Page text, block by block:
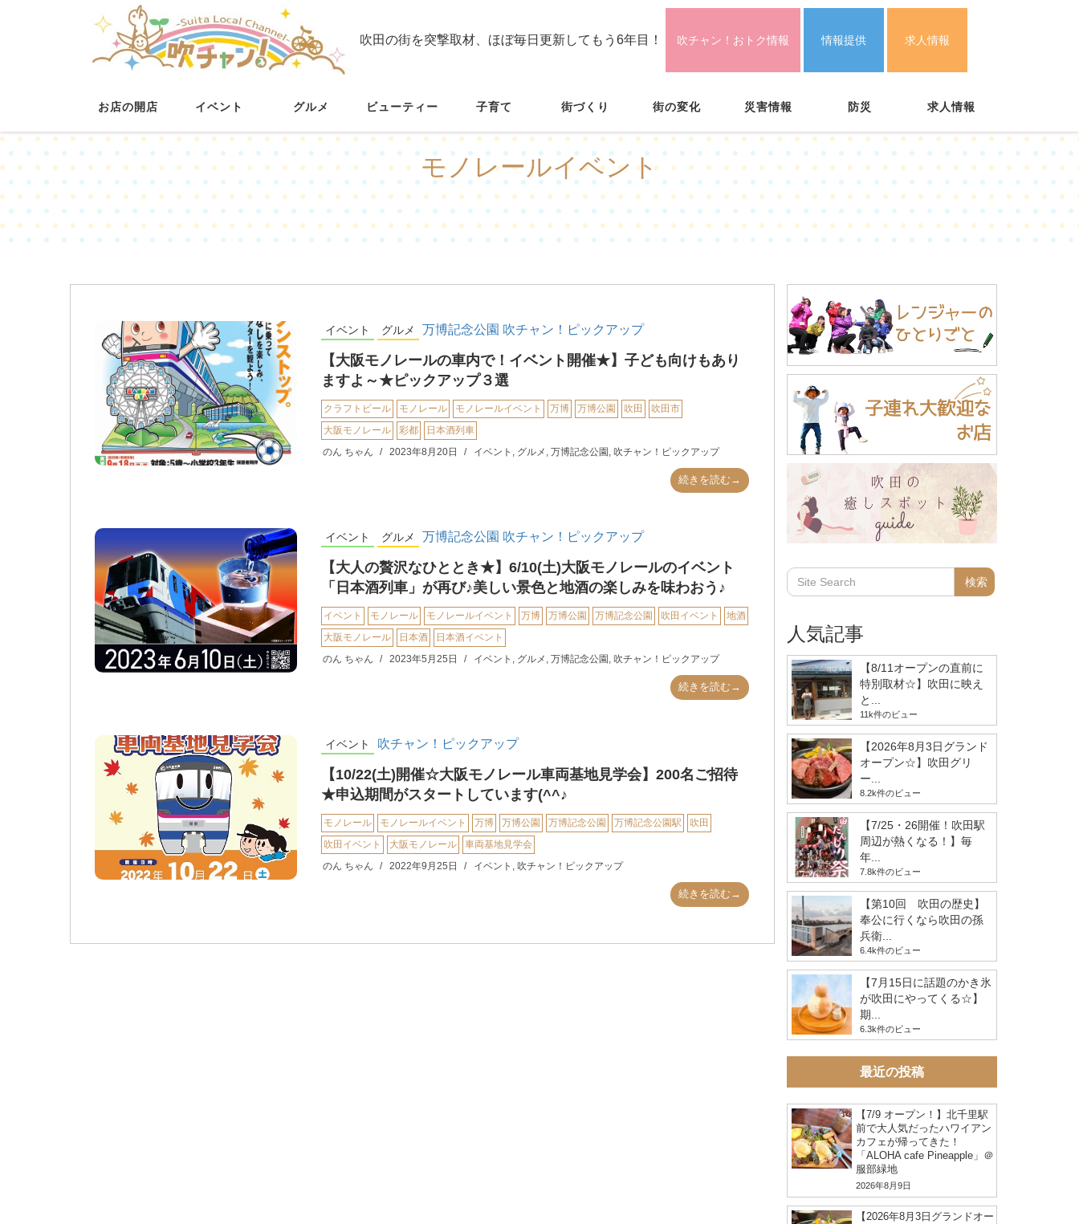
吹田の街を突撃取材、ほぼ毎日更新してもう6年目！ 吹チャン！おトク情報 情報提供 求人情報
お店の開店 イベント グルメ ビューティー 子育て 街づくり 街の変化 災害情報 防災 求人情報
モノレールイベント
イベント グルメ 万博記念公園 吹チャン！ピックアップ
【大阪モノレールの車内で！イベント開催★】子ども向けもあり
ますよ～★ピックアップ３選
クラフトビール モノレール モノレールイベント 万博 万博公園 吹田
吹田市
大阪モノレール
彩都
日本酒列車
のん ちゃん
2023年8月20日 イベント , グルメ , 万博記念公園 , 吹チャン！ピックアップ
続きを読む→
イベント グルメ 万博記念公園 吹チャン！ピックアップ
【大人の贅沢なひととき★】6/10(土)大阪モノレールのイベント
「日本酒列車」が再び♪美しい景色と地酒の楽しみを味わおう♪
イベント モノレール モノレールイベント 万博 万博公園 万博記念公園 吹田イベント
地酒
大阪モノレール
日本酒
日本酒イベント
のん ちゃん
2023年5月25日 イベント , グルメ , 万博記念公園 , 吹チャン！ピックアップ
続きを読む→
イベント 吹チャン！ピックアップ
【10/22(土)開催☆大阪モノレール車両基地見学会】200名ご招待
★申込期間がスタートしています(^^♪
モノレール モノレールイベント 万博 万博公園 万博記念公園 万博記念公園駅
吹田
吹田イベント
大阪モノレール
車両基地見学会
のん ちゃん
2022年9月25日 イベント , 吹チャン！ピックアップ
続きを読む→
人気記事
【8/11オープンの直前に
特別取材☆】吹田に映え
と...
11k件のビュー
【2026年8月3日グランド
オープン☆】吹田グリ
ー...
8.2k件のビュー
【7/25・26開催！吹田駅
周辺が熱くなる！】毎
年...
7.8k件のビュー
【第10回 吹田の歴史】
奉公に行くなら吹田の孫
兵衛...
6.4k件のビュー
【7月15日に話題のかき氷
が吹田にやってくる☆】
期...
6.3k件のビュー
最近の投稿
【7/9 オープン！】北千里駅
前で大人気だったハワイアン
カフェが帰ってきた！
「ALOHA cafe Pineapple」＠
服部緑地
2026年8月9日
【2026年8月3日グランドオー